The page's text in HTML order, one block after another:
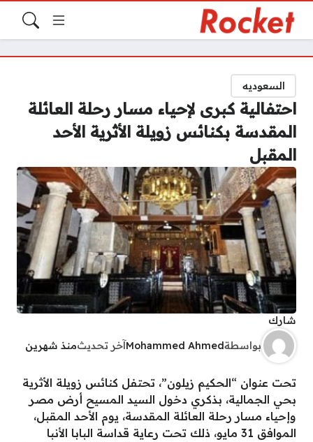
السعوديه
احتفالية كبرى لإحياء مسار رحلة العائلة
المقدسة بكنائس زويلة الأثرية الأحد
المقبل
شارك
بواسطةMohammed Ahmedآخر تحديثمنذ شهرين
تحت عنوان “الحكيم زيلون”، تحتفل كنائس زويلة الأثرية
بحي الجمالية، بذكري دخول السيد المسيح أرض مصر
وإحياء مسار رحلة العائلة المقدسة، يوم الأحد المقبل،
الموافق 31 مايو، ذلك تحت رعاية قداسة البابا الأنبا